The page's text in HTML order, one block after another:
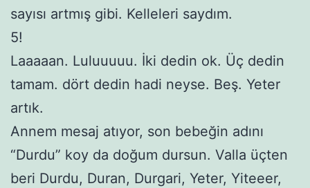
sayısı artmış gibi. Kelleleri saydım.
5!
Laaaaan. Luluuuuu. İki dedin ok. Üç dedin
tamam. dört dedin hadi neyse. Beş. Yeter
artık.
Annem mesaj atıyor, son bebeğin adını
“Durdu” koy da doğum dursun. Valla üçten
beri Durdu, Duran, Durgari, Yeter, Yiteeer,